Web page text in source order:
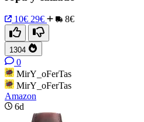
10€ 29€ 8€
1304
0
MirY_oFerTas
MirY_oFerTas
Amazon
6d